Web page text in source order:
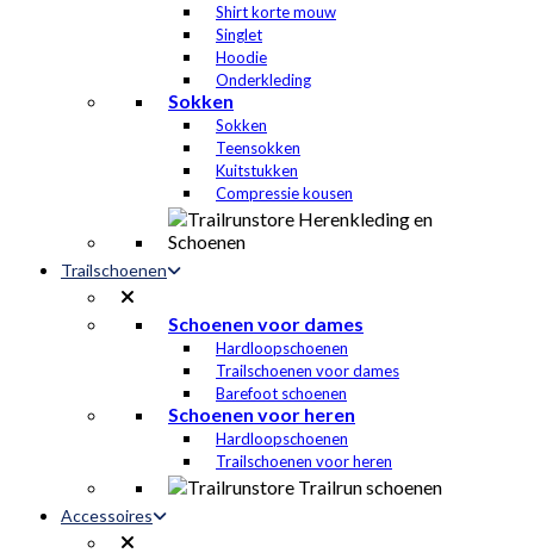
Shirt korte mouw
Singlet
Hoodie
Onderkleding
Sokken
Sokken
Teensokken
Kuitstukken
Compressie kousen
Trailschoenen
Schoenen voor dames
Hardloopschoenen
Trailschoenen voor dames
Barefoot schoenen
Schoenen voor heren
Hardloopschoenen
Trailschoenen voor heren
Accessoires